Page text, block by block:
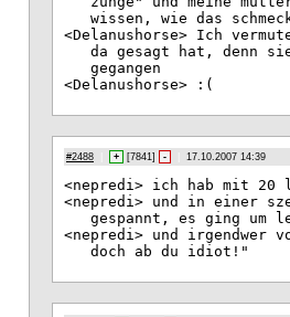
wissen, wie das
<De lanushorse> Ich
da gesagt hat, denn
gegangen
<De lanushorse> :(
#2488 + [7841] - 17.10.2007 14:39
<nepredi> ich hab mit 20
<nepredi> und in einer
gespannt, es ging um
<nepredi> und irgendwer
doch ab du idiot!"